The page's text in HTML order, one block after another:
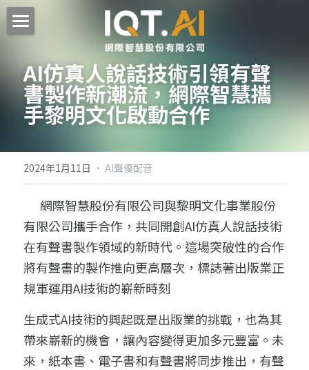
自然輸入法
追音輸入法 / 自然輸入法追音版
聲音創作產品
VoAI 絕好聲創｜超擬真台灣口音 AI 語音平台
AI 配音神器｜文字MP3專業版
TTS 文字轉語音引擎（離線版）
TextMP3 中英文字語音廣播系統
** TTS 語音音質比較
廣告合規產品
核平台
零售｜價格與方案
零售｜線上購買 (買斷)
零售｜自然輸入法 (訂閱)
授權｜政府/企業
政府採購共同供應契約
教育部校園數位內容教學軟體
公司簡介
公司簡介
最新消息
AI技術能量認證
與我聯絡
客服中心
聯絡我們
軟體離線反註冊／解除綁定
搜索
AI仿真人說話技術引領有聲
書製作新潮流，網際智慧攜
手黎明文化啟動合作
2024年1月11日 · AI聲優配音
有限公司攜手合作，共同開創AI仿真人說話技術
在有聲書製作領域的新時代。這場突破性的合作
將有聲書的製作推向更高層次，標誌著出版業正
規軍運用AI技術的嶄新時刻
生成式AI技術的興起既是出版業的挑戰，也為其
帶來嶄新的機會，讓內容變得更加多元豐富。未
來，紙本書、電子書和有聲書將同步推出，有聲